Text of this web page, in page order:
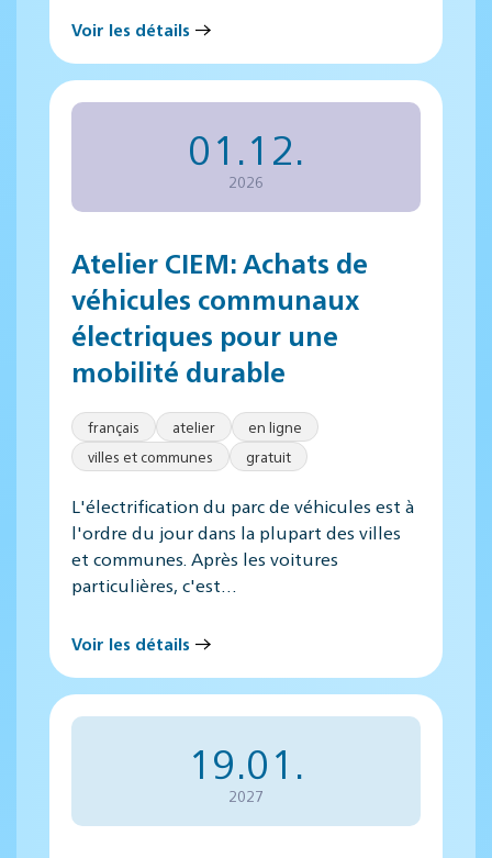
Voir les détails
01.12.
2026
Atelier CIEM: Achats de
véhicules communaux
électriques pour une
mobilité durable
français atelier
en ligne
villes et communes
gratuit
L'électrification du parc de véhicules est à
l'ordre du jour dans la plupart des villes
et communes. Après les voitures
particulières, c'est…
Voir les détails
19.01.
2027